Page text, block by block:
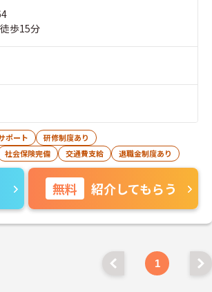
歩15分
ポート
研修制度あり
社会保険完備 交通費支給 退職金制度あり
無料 紹介してもらう
1